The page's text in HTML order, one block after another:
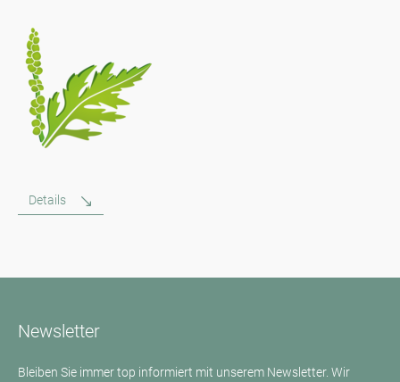
Details
Newsletter
Bleiben Sie immer top informiert mit unserem Newsletter. Wir